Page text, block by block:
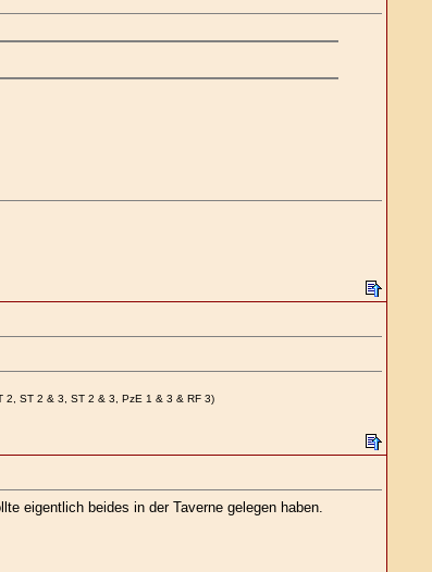
2, ST 2 & 3, ST 2 & 3, PzE 1 & 3 & RF 3)
eigentlich beides in der Taverne gelegen haben.